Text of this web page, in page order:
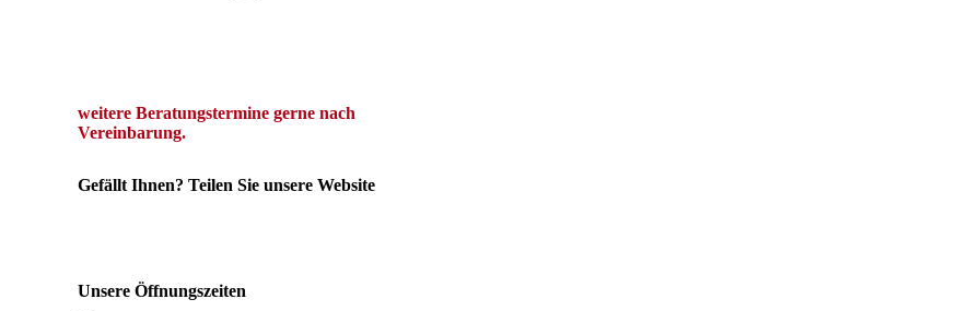
weitere Beratungstermine gerne nach
Vereinbarung.
Gefällt Ihnen? Teilen Sie unsere Website
Unsere Öffnungszeiten